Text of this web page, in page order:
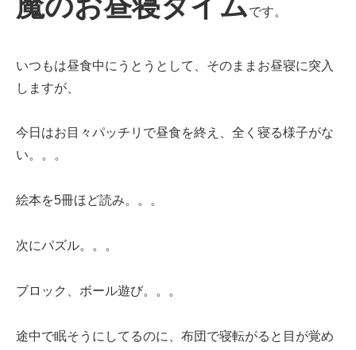
です。
いつもは昼食中にうとうとして、そのままお昼寝に突入
しますが、
今日はお目々パッチリで昼食を終え、全く寝る様子がな
い。。。
絵本を5冊ほど読み。。。
次にパズル。。。
ブロック、ボール遊び。。。
途中で眠そうにしてるのに、布団で寝転がると目が覚め